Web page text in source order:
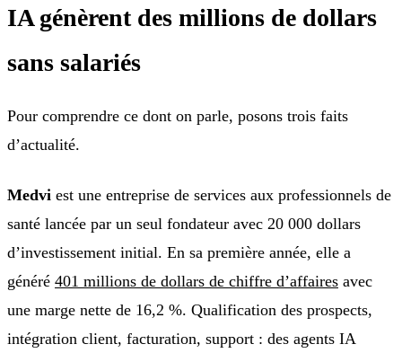
IA génèrent des millions de dollars
sans salariés
Pour comprendre ce dont on parle, posons trois faits
d’actualité.
Medvi est une entreprise de services aux professionnels de
santé lancée par un seul fondateur avec 20 000 dollars
d’investissement initial. En sa première année, elle a
généré 401 millions de dollars de chiffre d’affaires avec
une marge nette de 16,2 %. Qualification des prospects,
intégration client, facturation, support : des agents IA